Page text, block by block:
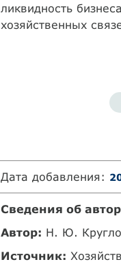
ликвидность
хозяйственных
Дата добавления:
Сведения об
Автор: Н. Ю.
Источник: